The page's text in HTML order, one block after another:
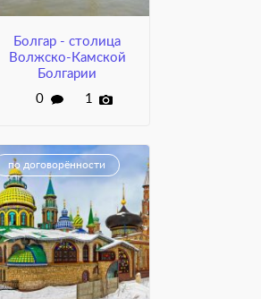
Болгар - столица
Волжско-Камской
Болгарии
0
1
по договорённости